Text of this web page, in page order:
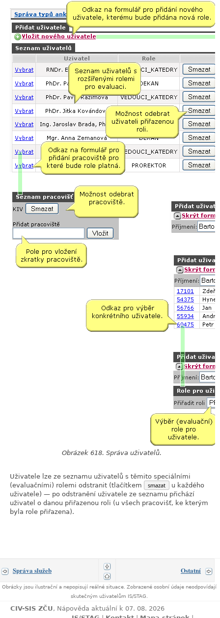
Obrázek 618. Správa uživatelů.
Uživatele lze ze seznamu uživatelů s těmito speciálními
(evaluačními) rolemi odstranit (tlačítkem
smazat
u každého
uživatele) — po odstranění uživatele ze seznamu přichází
uživatel o danou přiřazenou roli (u všech pracovišť, ke kterým
byla role přiřazena).
Správa služeb Ostatní
Obrázky jsou ilustrační a nepopisují reálné situace. Zobrazené osobní údaje neodpovídají
skutečným uživatelům IS/STAG.
CIV-SIS ZČU, Nápověda aktuální k 07. 08. 2026